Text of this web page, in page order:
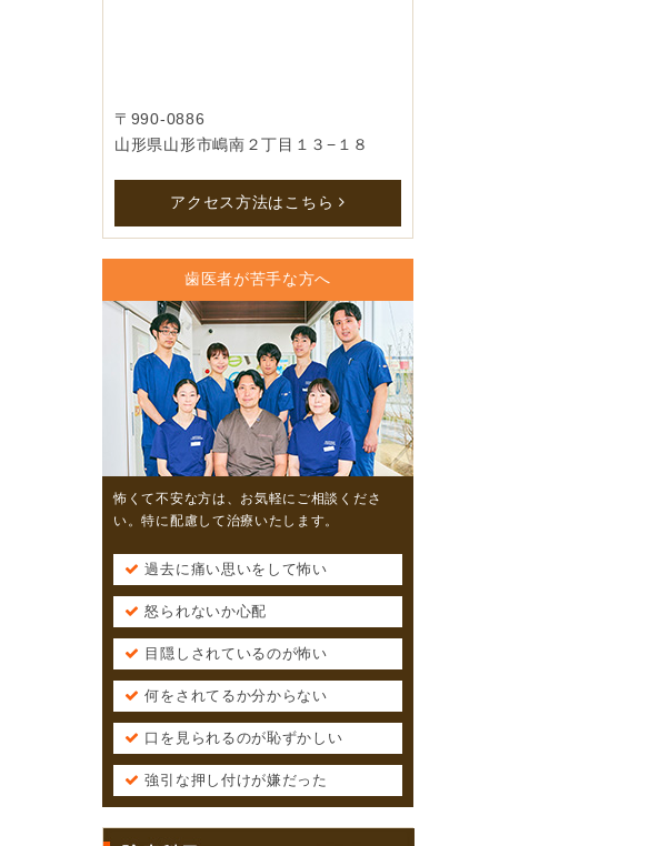
〒990-0886
山形県山形市嶋南２丁目１３−１８
アクセス方法はこちら
歯医者が苦手な方へ
怖くて不安な方は、お気軽にご相談くださ
い。特に配慮して治療いたします。
過去に痛い思いをして怖い
怒られないか心配
目隠しされているのが怖い
何をされてるか分からない
口を見られるのが恥ずかしい
強引な押し付けが嫌だった